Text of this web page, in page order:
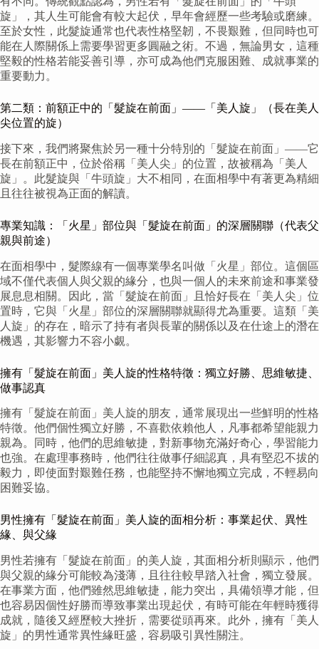
旋」，其人生可能會有較大起伏，早年會經歷一些考驗或磨練。
至於女性，此髮旋通常也代表性格堅韌，不畏艱難，但同時也可
能在人際關係上需要學習更多圓融之術。不過，無論男女，這種
堅毅的性格若能妥善引導，亦可成為他們克服困難、成就事業的
重要動力。
第二類：前額正中的「髮旋在前面」——「美人旋」（長在美人
尖位置的旋）
接下來，我們將聚焦於另一種十分特別的「髮旋在前面」——它
長在前額正中，位於俗稱「美人尖」的位置，故被稱為「美人
旋」。此髮旋與「牛頭旋」大不相同，在面相學中有著更為精細
且往往被視為正面的解讀。
專業知識：「火星」部位與「髮旋在前面」的深層關聯（代表父
親與前途）
在面相學中，髮際線有一個專業學名叫做「火星」部位。這個區
域不僅代表個人與父親的緣分，也與一個人的未來前途和事業發
展息息相關。因此，當「髮旋在前面」且恰好長在「美人尖」位
置時，它與「火星」部位的深層關聯就顯得尤為重要。這類「美
人旋」的存在，暗示了持有者與長輩的關係以及在仕途上的潛在
機遇，其影響力不容小覷。
擁有「髮旋在前面」美人旋的性格特徵：獨立好勝、思維敏捷、
做事認真
擁有「髮旋在前面」美人旋的朋友，通常展現出一些鮮明的性格
特徵。他們個性獨立好勝，不喜歡依賴他人，凡事都希望能親力
親為。同時，他們的思維敏捷，對新事物充滿好奇心，學習能力
也強。在處理事務時，他們往往做事仔細認真，具有堅忍不拔的
毅力，即使面對艱難任務，也能堅持不懈地獨立完成，不輕易向
困難妥協。
男性擁有「髮旋在前面」美人旋的面相分析：事業起伏、異性
緣、與父緣
男性若擁有「髮旋在前面」的美人旋，其面相分析則顯示，他們
與父親的緣分可能較為淺薄，且往往較早踏入社會，獨立發展。
在事業方面，他們雖然思維敏捷，能力突出，具備領導才能，但
也容易因個性好勝而導致事業出現起伏，有時可能在年輕時獲得
成就，隨後又經歷較大挫折，需要從頭再來。此外，擁有「美人
旋」的男性通常異性緣旺盛，容易吸引異性關注。